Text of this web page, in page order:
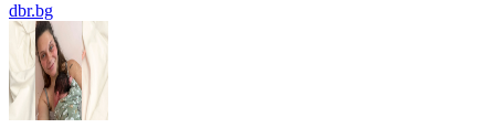
dbr.bg